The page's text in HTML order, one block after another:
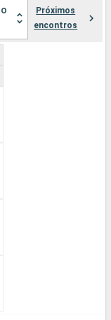
Próximos
encontros